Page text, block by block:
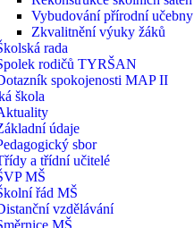
Vybudování přírodní učebny
Zkvalitnění výuky žáků
rada
rodičů TYRŠAN
spokojenosti MAP II
škola
údaje
sbor
a třídní učitelé
MŠ
řád MŠ
vzdělávání
MŠ